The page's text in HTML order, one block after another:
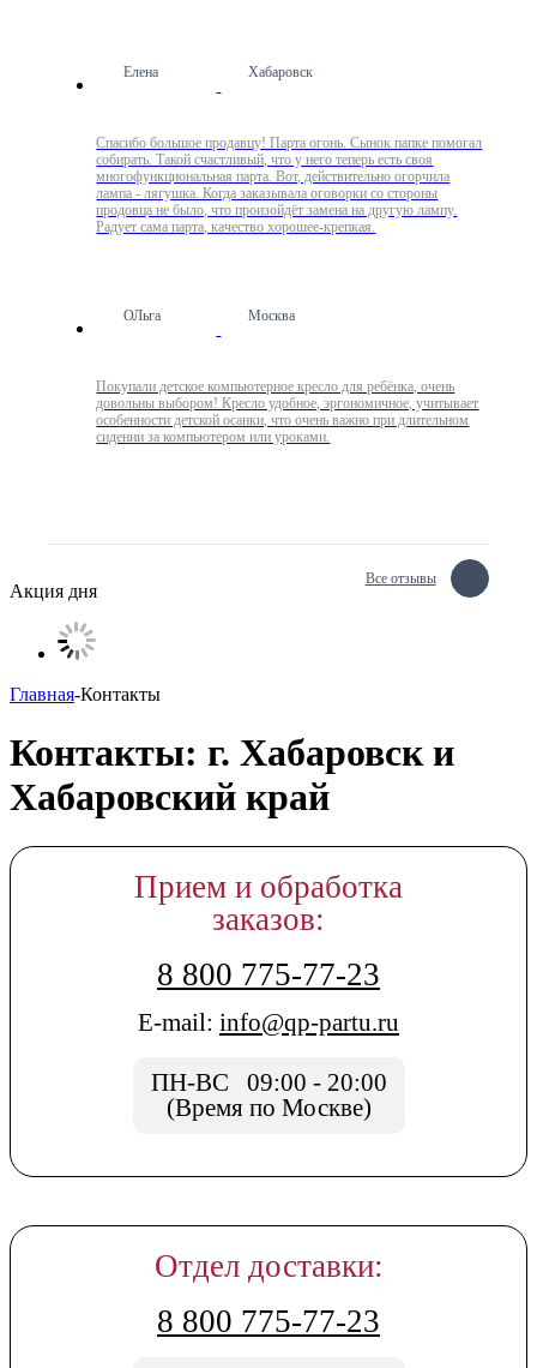
Елена Хабаровск
Спасибо большое продавцу! Парта огонь. Сынок папке помогал
собирать. Такой счастливый, что у него теперь есть своя
многофункциональная парта. Вот, действительно огорчила
лампа - лягушка. Когда заказывала оговорки со стороны
продовца не было, что произойдёт замена на другую лампу.
Радует сама парта, качество хорошее-крепкая.
ОЛьга Москва
Покупали детское компьютерное кресло для ребёнка, очень
довольны выбором! Кресло удобное, эргономичное, учитывает
особенности детской осанки, что очень важно при длительном
сидении за компьютером или уроками.
Все отзывы
Акция дня
Главная-Контакты
Контакты: г. Хабаровск и
Хабаровский край
Прием и обработка
заказов:
8 800 775-77-23
E-mail: info@qp-partu.ru
ПН-ВС 09:00 - 20:00
(Время по Москве)
Отдел доставки:
8 800 775-77-23